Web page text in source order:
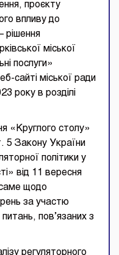
проєкту
впливу до
рішення
міської
послуги»
сайті міської ради
року в розділі
«Круглого столу»
5 Закону України
політики у
від 11 вересня
щодо
за участю
пов’язаних з
регуляторного